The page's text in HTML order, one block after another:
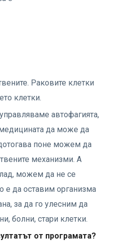
Раковите клетки
клетки.
автофагията,
да може да
поне можем да
механизми. А
можем да не се
е да оставим организма
за да го улесним да
болни, стари клетки.
от програмата?